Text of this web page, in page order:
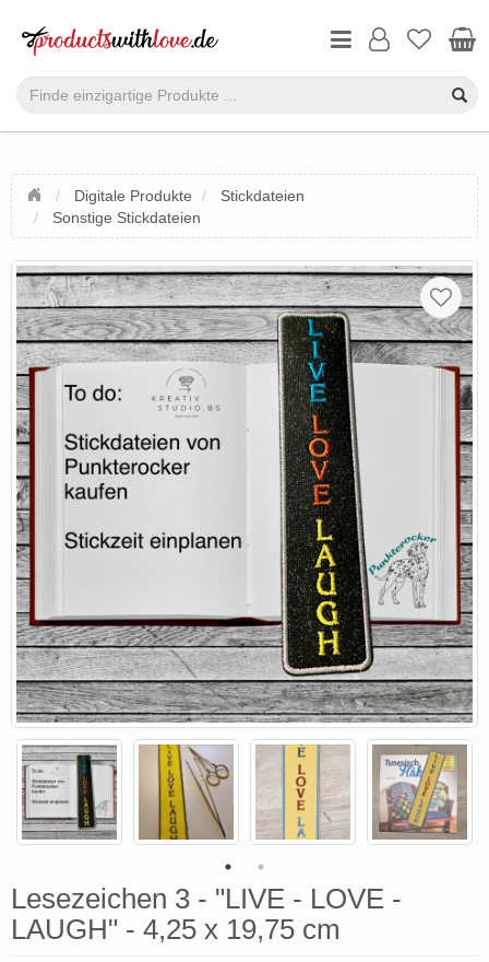
Digitale Produkte
Stickdateien
Sonstige Stickdateien
Lesezeichen 3 - "LIVE - LOVE -
LAUGH" - 4,25 x 19,75 cm